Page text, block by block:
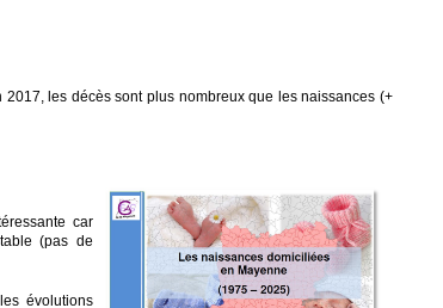
les décès sont plus nombreux que les naissances (+
car
(pas de
évolutions